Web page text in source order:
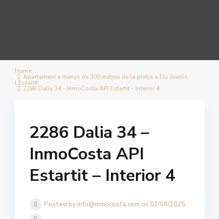
Home
Apartament a menys de 300 metres de la platja a Els Griells,
L’Estartit.
2286 Dalia 34 – InmoCosta API Estartit – Interior 4
2286 Dalia 34 –
InmoCosta API
Estartit – Interior 4
Posted by info@inmocosta.com on 02/08/2025